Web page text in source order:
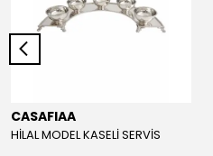
CASAFIAA
HİLAL MODEL KASELİ SERVİS